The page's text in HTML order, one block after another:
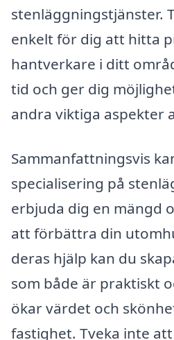
stenläggningstjänster.
enkelt för dig att hitta
hantverkare i ditt
tid och ger dig
andra viktiga aspekter
Sammanfattningsvis
specialisering på
erbjuda dig en mängd
att förbättra din
deras hjälp kan du
som både är praktiskt
ökar värdet och
fastighet. Tveka inte